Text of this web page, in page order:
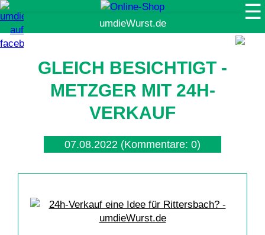
GLEICH BESICHTIGT -
METZGER MIT 24H-
VERKAUF
07.08.2022 (Kommentare: 0)
☰